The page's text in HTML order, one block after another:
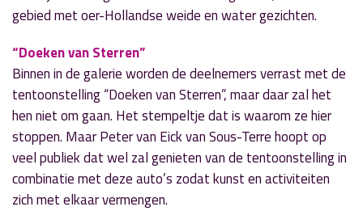
gebied met oer-Hollandse weide en water gezichten.
“Doeken van Sterren”
Binnen in de galerie worden de deelnemers verrast met de
tentoonstelling “Doeken van Sterren”, maar daar zal het
hen niet om gaan. Het stempeltje dat is waarom ze hier
stoppen. Maar Peter van Eick van Sous-Terre hoopt op
veel publiek dat wel zal genieten van de tentoonstelling in
combinatie met deze auto’s zodat kunst en activiteiten
zich met elkaar vermengen.